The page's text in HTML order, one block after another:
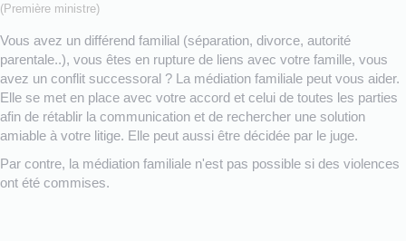
(Première ministre)
Vous avez un différend familial (séparation, divorce, autorité
parentale..), vous êtes en rupture de liens avec votre famille, vous
avez un conflit successoral ? La médiation familiale peut vous aider.
Elle se met en place avec votre accord et celui de toutes les parties
afin de rétablir la communication et de rechercher une solution
amiable à votre litige. Elle peut aussi être décidée par le juge.
Par contre, la médiation familiale n'est pas possible si des violences
ont été commises.